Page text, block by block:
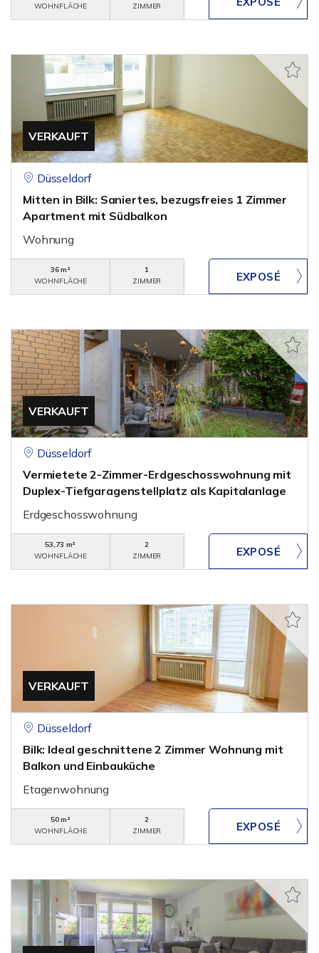
WOHNFLÄCHE
ZIMMER
VERKAUFT
Düsseldorf
Mitten in Bilk: Saniertes, bezugsfreies 1 Zimmer
Apartment mit Südbalkon
Wohnung
36 m²
WOHNFLÄCHE
1
ZIMMER
VERKAUFT
Düsseldorf
Vermietete 2-Zimmer-Erdgeschosswohnung mit
Duplex-Tiefgaragenstellplatz als Kapitalanlage
Erdgeschosswohnung
53,73 m²
WOHNFLÄCHE
2
ZIMMER
VERKAUFT
Düsseldorf
Bilk: Ideal geschnittene 2 Zimmer Wohnung mit
Balkon und Einbauküche
Etagenwohnung
50 m²
WOHNFLÄCHE
2
ZIMMER